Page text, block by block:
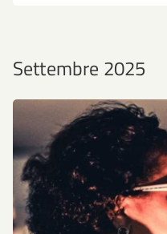
Settembre 2025